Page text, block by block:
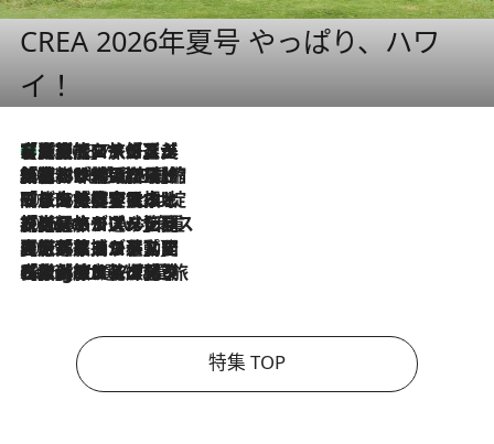
CREA 2026年夏号 やっぱり、ハワ
イ！
2026.8.7
【厳選旅コスメ】「多機能アイテムがメイン！」旅好き美容エディターが選んだ夏旅ベストコスメを発表【Mサイズジップ】
2026.8.6
「荷物が増えるほど旅ストレスは増す」美容ジャーナリストがたどり着いた最終結論。“化粧品を劇的に減らす”感動の凝縮美容とは
2026.8.6
「旅先には金髪ウィッグを持参」日本と同じメイクでは損してる!? 美容ジャーナリストが提案する“掟破りの旅美容”とは
2026.8.6
【厳選旅コスメ】「身軽さ＆UV対策重視！」ヘアアーティストshucoが選んだ夏旅ベストコスメを発表【Mサイズジップ】
2026.8.5
【厳選旅コスメ】国内をあちこち移動する河井菜摘が選んだ夏旅ベストコスメ発表！「リラックスアイテムはマスト」【Mサイズジップ】
2026.8.4
【厳選旅コスメ】「紫外線＆乾燥対策しながらメイク感も！」ヘア＆メイクGeorgeが選んだ夏旅ベストコスメを発表！【Mサイズジップ】
特集 TOP